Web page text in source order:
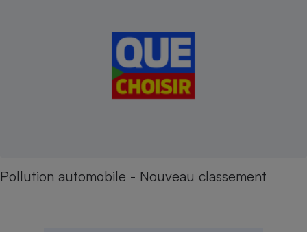
Pollution automobile - Nouveau classement